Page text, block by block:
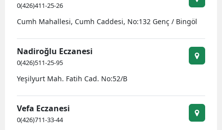
0(426)411-25-26
Cumh Mahallesi, Cumh Caddesi, No:132 Genç / Bingöl
Nadiroğlu Eczanesi
0(426)511-25-95
Yeşilyurt Mah. Fatih Cad. No:52/B
Vefa Eczanesi
0(426)711-33-44